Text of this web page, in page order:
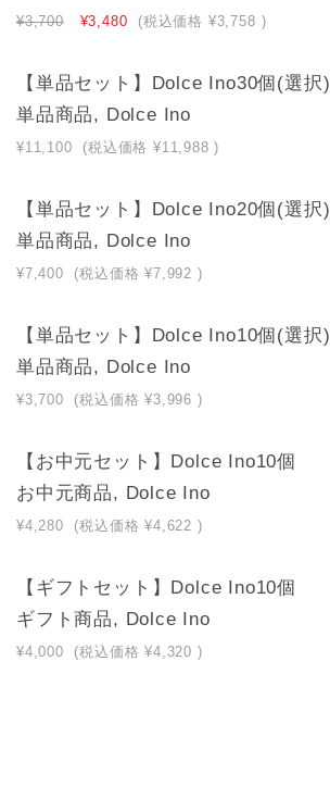
¥3,700 ¥3,480 (税込価格 ¥3,758 )
【単品セット】Dolce Ino30個(選択)
単品商品, Dolce Ino
¥11,100 (税込価格 ¥11,988 )
【単品セット】Dolce Ino20個(選択)
単品商品, Dolce Ino
¥7,400 (税込価格 ¥7,992 )
【単品セット】Dolce Ino10個(選択)
単品商品, Dolce Ino
¥3,700 (税込価格 ¥3,996 )
【お中元セット】Dolce Ino10個
お中元商品, Dolce Ino
¥4,280 (税込価格 ¥4,622 )
【ギフトセット】Dolce Ino10個
ギフト商品, Dolce Ino
¥4,000 (税込価格 ¥4,320 )